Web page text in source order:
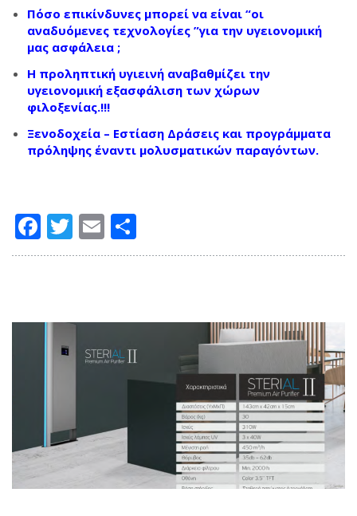
Πόσο επικίνδυνες μπορεί να είναι “οι
αναδυόμενες τεχνολογίες ”για την υγειονομική
μας ασφάλεια ;
Η προληπτική υγιεινή αναβαθμίζει την
υγειονομική εξασφάλιση των χώρων
φιλοξενίας.!!!
Ξενοδοχεία – Εστίαση Δράσεις και προγράμματα
πρόληψης έναντι μολυσματικών παραγόντων.
Facebook
Twitter
Email